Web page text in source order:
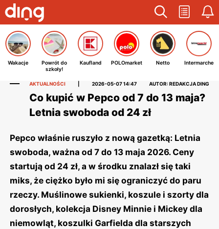
Wakacje
Powrót do
szkoły!
Kaufland POLOmarket Netto Intermarche
AKTUALNOŚCI 2026-05-07 14:47 AUTOR: REDAKCJA DING
Co kupić w Pepco od 7 do 13 maja?
Letnia swoboda od 24 zł
Pepco właśnie ruszyło z nową gazetką: Letnia
swoboda, ważna od 7 do 13 maja 2026. Ceny
startują od 24 zł, a w środku znalazł się taki
miks, że ciężko było mi się ograniczyć do paru
rzeczy. Muślinowe sukienki, koszule i szorty dla
dorosłych, kolekcja Disney Minnie i Mickey dla
niemowląt, koszulki Garfielda dla starszych